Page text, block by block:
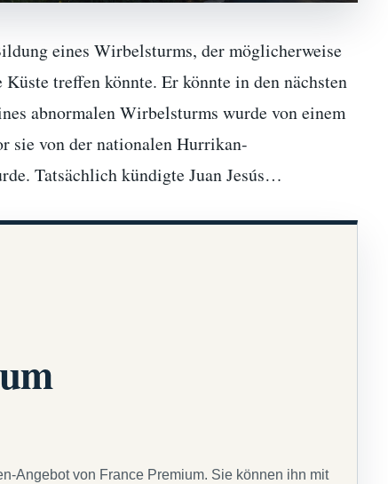
eines Wirbelsturms, der möglicherweise
treffen könnte. Er könnte in den nächsten
abnormalen Wirbelsturms wurde von einem
sie von der nationalen Hurrikan-
Tatsächlich kündigte Juan Jesús…
Angebot von France Premium. Sie können ihn mit